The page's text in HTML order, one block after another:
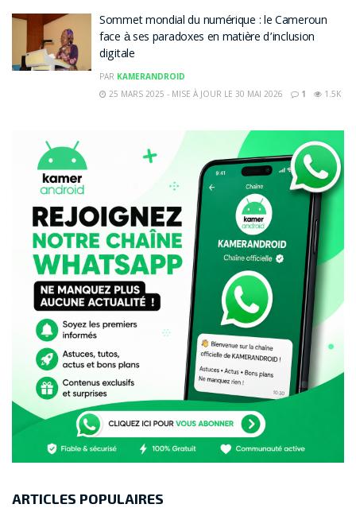
Sommet mondial du numérique : le Cameroun
face à ses paradoxes en matière d’inclusion
digitale
PAR KAMERANDROID
25 MARS 2025 - MISE À JOUR LE 30 MAI 2026
1 1.5K
ARTICLES POPULAIRES